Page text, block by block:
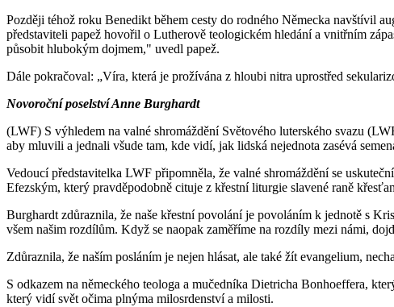
Později téhož roku Benedikt během cesty do rodného Německa navštívil
představiteli papež hovořil o Lutherově teologickém hledání a vnitřním
působit hlubokým dojmem," uvedl papež.
Dále pokračoval: „Víra, která je prožívána z hloubi nitra uprostřed
Novoroční poselství Anne Burghardt
(LWF) S výhledem na valné shromáždění Světového luterského svazu
aby mluvili a jednali všude tam, kde vidí, jak lidská nejednota zasévá
Vedoucí představitelka LWF připomněla, že valné shromáždění se
Efezským, který pravděpodobně cituje z křestní liturgie slavené raně
Burghardt zdůraznila, že naše křestní povolání je povoláním k jednotě s
všem našim rozdílům. Když se naopak zaměříme na rozdíly mezi námi,
Zdůraznila, že naším posláním je nejen hlásat, ale také žít evangelium,
S odkazem na německého teologa a mučedníka Dietricha Bonhoeffera,
který vidí svět očima plnýma milosrdenství a milosti.